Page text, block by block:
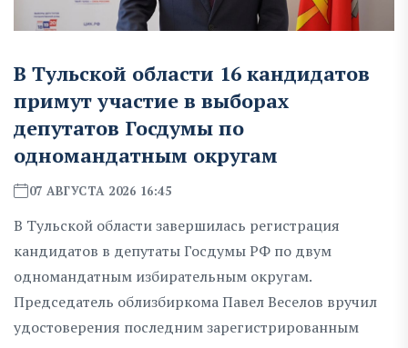
В Тульской области 16 кандидатов
примут участие в выборах
депутатов Госдумы по
одномандатным округам
07 АВГУСТА 2026 16:45
В Тульской области завершилась регистрация
кандидатов в депутаты Госдумы РФ по двум
одномандатным избирательным округам.
Председатель облизбиркома Павел Веселов вручил
удостоверения последним зарегистрированным